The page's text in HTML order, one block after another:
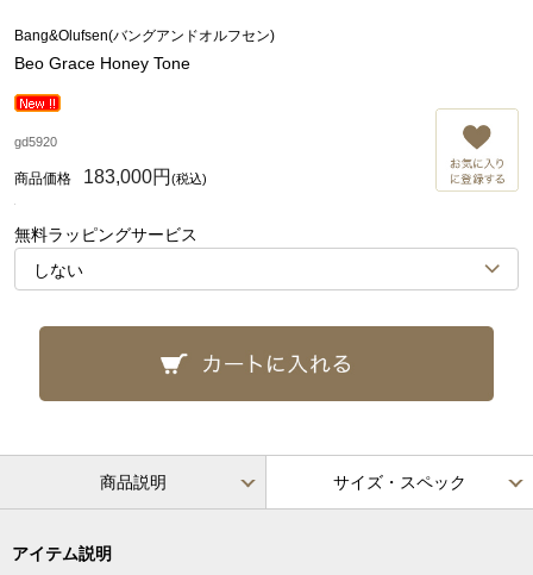
Bang&Olufsen(バングアンドオルフセン)
Beo Grace Honey Tone
gd5920
183,000円 (税込)
無料ラッピングサービス
商品説明 サイズ・スペック
アイテム説明